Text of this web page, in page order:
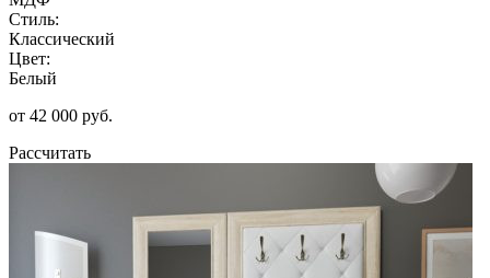
Стиль:
Классический
Цвет:
Белый
от 42 000 руб.
Рассчитать